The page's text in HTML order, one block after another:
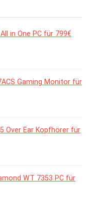
in One PC für 799€
Gaming Monitor für
Over Ear Kopfhörer für
WT 7353 PC für